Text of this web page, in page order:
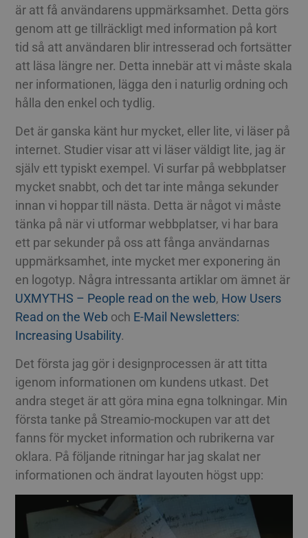
är att få användarens uppmärksamhet. Detta görs
genom att ge tillräckligt med information på kort
tid så att användaren blir intresserad och fortsätter
att läsa längre ner. Detta innebär att vi måste skala
ner informationen, lägga den i naturlig ordning och
hålla den enkel och tydlig.
Det är ganska känt hur mycket, eller lite, vi läser på
internet. Studier visar att vi läser väldigt lite, jag är
själv ett typiskt exempel. Vi surfar på webbplatser
mycket snabbt, och det tar inte många sekunder
innan vi hoppar till nästa. Detta är något vi måste
tänka på när vi utformar webbplatser, vi har bara
ett par sekunder på oss att fånga användarnas
uppmärksamhet, inte mycket mer exponering än
en logotyp. Några intressanta artiklar om ämnet är
UXMYTHS – People read on the web, How Users
Read on the Web och E-Mail Newsletters:
Increasing Usability.
Det första jag gör i designprocessen är att titta
igenom informationen om kundens utkast. Det
andra steget är att göra mina egna tolkningar. Min
första tanke på Streamio-mockupen var att det
fanns för mycket information och rubrikerna var
oklara. På följande ritningar har jag skalat ner
informationen och ändrat layouten högst upp: